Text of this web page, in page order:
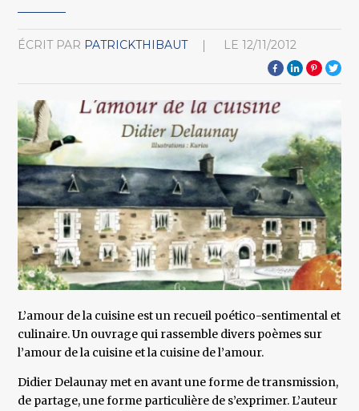
ÉCRIT PAR PATRICKTHIBAUT LE 12/11/2012
L’amour de la cuisine est un recueil poético-sentimental et
culinaire. Un ouvrage qui rassemble divers poèmes sur
l’amour de la cuisine et la cuisine de l’amour.
Didier Delaunay met en avant une forme de transmission,
de partage, une forme particulière de s’exprimer. L’auteur